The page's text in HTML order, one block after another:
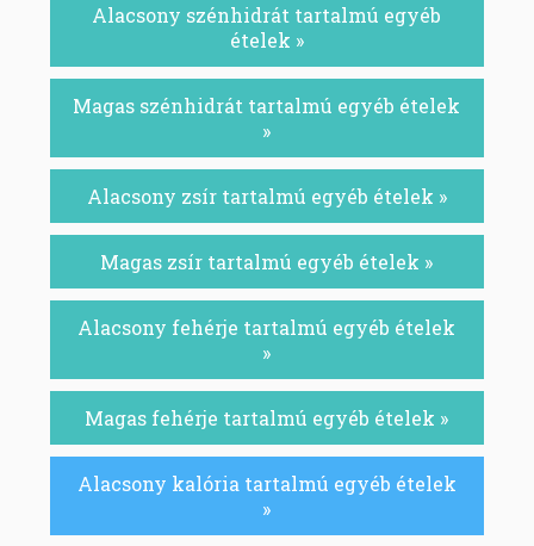
Alacsony szénhidrát tartalmú egyéb
ételek »
Magas szénhidrát tartalmú egyéb ételek
»
Alacsony zsír tartalmú egyéb ételek »
Magas zsír tartalmú egyéb ételek »
Alacsony fehérje tartalmú egyéb ételek
»
Magas fehérje tartalmú egyéb ételek »
Alacsony kalória tartalmú egyéb ételek
»